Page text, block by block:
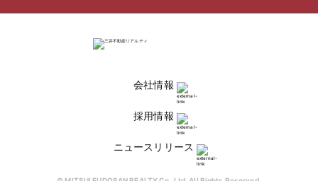
会社情報
採用情報
ニュースリリース